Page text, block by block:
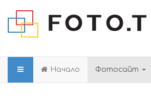
Начало Фотосайт